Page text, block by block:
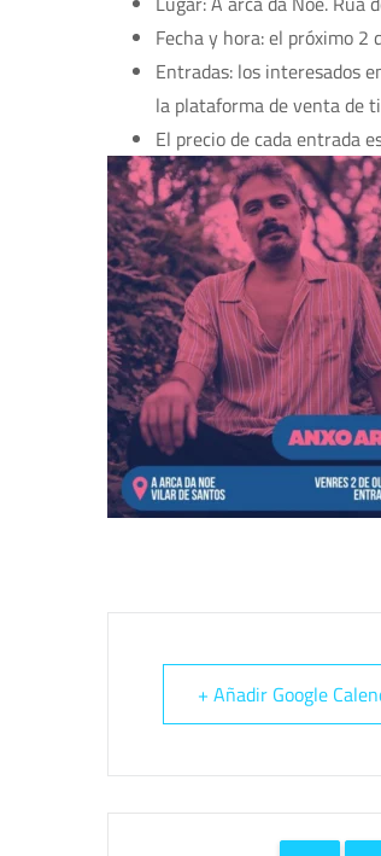
Fecha y hora: el próximo
Entradas: los interesados
la plataforma de venta de
El precio de cada entrada
+ Añadir Google